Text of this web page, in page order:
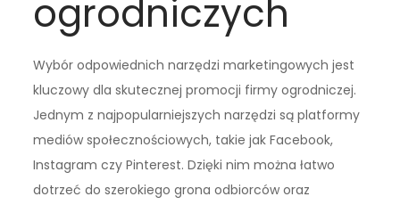
ogrodniczych
Wybór odpowiednich narzędzi marketingowych jest
kluczowy dla skutecznej promocji firmy ogrodniczej.
Jednym z najpopularniejszych narzędzi są platformy
mediów społecznościowych, takie jak Facebook,
Instagram czy Pinterest. Dzięki nim można łatwo
dotrzeć do szerokiego grona odbiorców oraz